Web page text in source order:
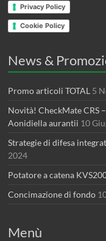
Privacy Policy
Cookie Policy
News &
Promo articoli TOTAL 5
Novità! CheckMate
Aonidiella aurantii 10
Strategie di difesa
2024
Potatore a catena
Concimazione di fondo
Menù